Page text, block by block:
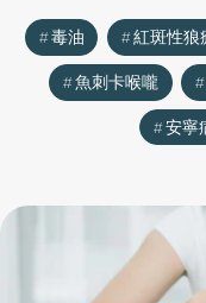
毒油 紅斑性狼
魚刺卡喉嚨
安寧